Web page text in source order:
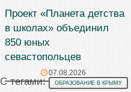
Проект «Планета детства
в школах» объединил
850 юных
севастопольцев
07.08.2026
С тегами: ОБРАЗОВАНИЕ В КРЫМУ